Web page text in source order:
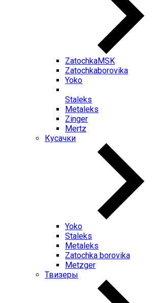
ZatochkaMSK
Zatochkaborovika
Yoko
Staleks
Metaleks
Zinger
Mertz
Кусачки
Yoko
Staleks
Metaleks
Zatochka borovika
Metzger
Твизеры